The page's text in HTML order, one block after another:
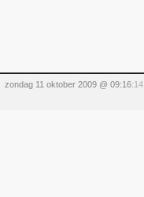
zondag 11 oktober 2009 @ 09:16:14